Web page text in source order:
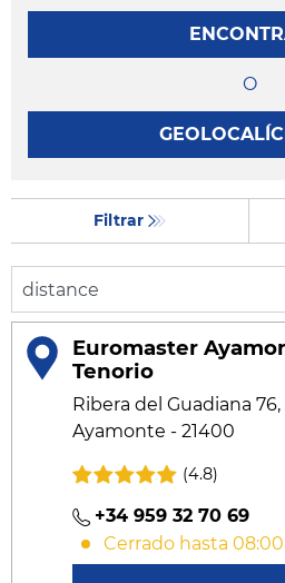
O
Filtrar
Euromaster
Tenorio
Ribera del Guadiana
Ayamonte - 21400
(4.8)
+34 959 32 70 69
Cerrado hasta 08:00